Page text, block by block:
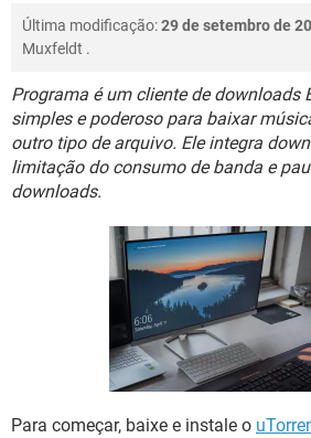
INSTAGRAM GMAIL
OUTLOOK
INSTAGRAM GMAIL
GUIA DE COMPRAS
JOGOS
OUTLOOK EXCEL
INSTAGRAM GMAIL
GUIA DE COMPRAS
GLOSSÁRIO
JOGOS
CELULAR
OUTLOOK EXCEL
INSTAGRAM
GUIA DE COMPRAS
Última modificação:29 de setembro de
Muxfeldt .
Programa é um cliente de downloads
simples e poderoso para baixar
outro tipo de arquivo. Ele integra
limitação do consumo de banda e
downloads.
Para começar, baixe e instale o